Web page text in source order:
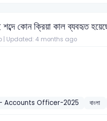
কোন ক্রিয়া কাল ব্যবহৃত
Updated: 4 months ago
Accounts Officer-2025 বাংলা